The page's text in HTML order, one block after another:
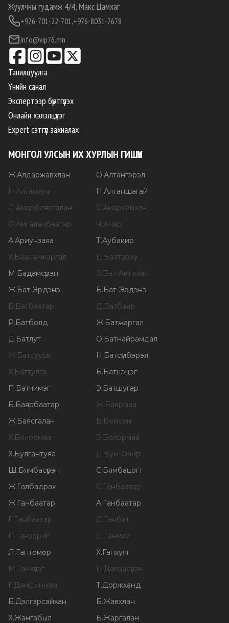
Жуулчны гудамж 4/4, Макс Цамхаг
+976-701-22-701,+976-8031-7678
info@vip76.mn
Танилцуулга
Үнийн санал
Экспертээр бүртгүүлэх
Онлайн хэлэлцүүлэг
Expert сэтгүүл захиалах
МОНГОЛ УЛСЫН ИХ ХУРЛЫН ГИШҮҮН
Ж.Алдаржавхлан О.Алтангэрэл
Н.Алтанхуяг Н.Алтаншагай
Д.Амарбаясгалан С.Амарсайхан
О.Амгаланбаатар Ч.Анар
А.Ариунзаяа Т.Аубакир
Х.Баасанжаргал Ц.Баатархүү
М.Бадамсүрэн Э.Бат-Амгалан
Ж.Бат-Эрдэнэ Б.Бат-Эрдэнэ
Б.Батбаатар Д.Батбаяр
Р.Батболд Ж.Батжаргал
Д.Батлут О.Батнайрамдал
Ж.Батсуурь Н.Батсүмбэрэл
Х.Баттулга Б.Батцэцэг
П.Батчимэг Э.Батшугар
Б.Баярбаатар Ж.Баярмаа
Ж.Баясгалан Б.Бейсен
Х.Болормаа Э.Болормаа
Х.Булгантуяа Д.Бум-Очир
Ш.Бямбасүрэн С.Бямбацогт
Ж.Галбадрах С.Ганбаатар
Ж.Ганбаатар А.Ганбаатар
Г.Ганбаатар Д.Ганбат
П.Ганзориг Д.Ганмаа
Л.Гантөмөр Х.Ганхуяг
М.Ганхүлэг Ц.Даваасүрэн
Г.Дамдинням Т.Доржханд
Б.Дэлгэрсайхан Б.Жавхлан
Х.Жангабыл Б.Жаргалан